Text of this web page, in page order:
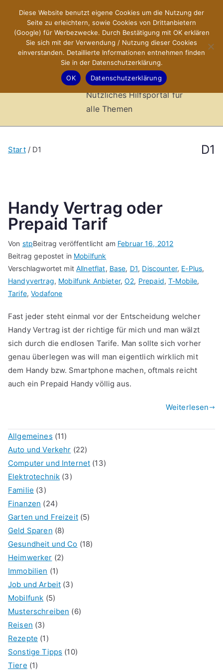
springen
X-Sites.de
–
Hilfsportal
Nützliches Hilfsportal für
alle Themen
D1
Start D1
Handy Vertrag oder
Prepaid Tarif
Von stpBeitrag veröffentlicht am Februar 16, 2012
Beitrag gepostet in Mobilfunk
Verschlagwortet mitAllnetflat, Base, D1, Discounter, E-Plus,
Handyvertrag, Mobilfunk Anbieter,O2, Prepaid,T-Mobile,
Tarife,Vodafone
Fast jeder steht einmal vor der Entscheidung welcher
Handy Vertrag ist der richtige für mich und man wälzt
sich durch die endlosen Tarife. Man sollte sich vorher
genau überlegen was will man eigentlich wirklich mit
dem Handy bzw. Smartphone machen, oftmals reicht
auch ein Prepaid Handy völlig aus.
Weiterlesen
Allgemeines (11)
Auto und Verkehr (22)
Computer und Internet (13)
Elektrotechnik (3)
Familie (3)
Finanzen (24)
Garten und Freizeit(5)
Geld Sparen (8)
Gesundheit und Co (18)
Heimwerker (2)
Immobilien (1)
Job und Arbeit (3)
Mobilfunk (5)
Musterschreiben (6)
Reisen (3)
Rezepte (1)
Sonstige Tipps (10)
Tiere (1)
Diese Website benutzt eigene Cookies um die Nutzung der
Seite zu erleichtern, sowie Cookies von Drittanbietern
(Google) für Werbezwecke. Durch Bestätigung mit OK erklären
Sie sich mit der Verwendung / Nutzung dieser Cookies
einverstanden. Detaillierte Informationen entnehmen finden
Sie in der Datenschutzerklärung.
OK
Datenschutzerklärung